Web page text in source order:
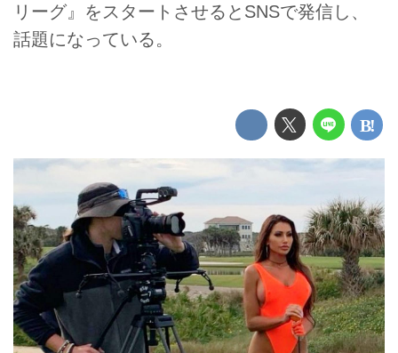
リーグ』をスタートさせるとSNSで発信し、
話題になっている。